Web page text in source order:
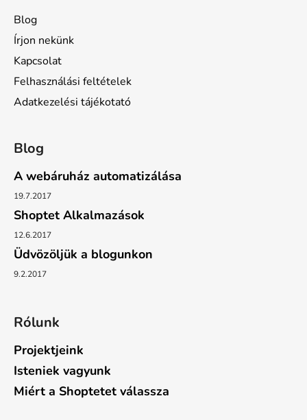
Blog
Írjon nekünk
Kapcsolat
Felhasználási feltételek
Adatkezelési tájékotató
Blog
A webáruház automatizálása
19.7.2017
Shoptet Alkalmazások
12.6.2017
Üdvözöljük a blogunkon
9.2.2017
Rólunk
Projektjeink
Isteniek vagyunk
Miért a Shoptetet válassza